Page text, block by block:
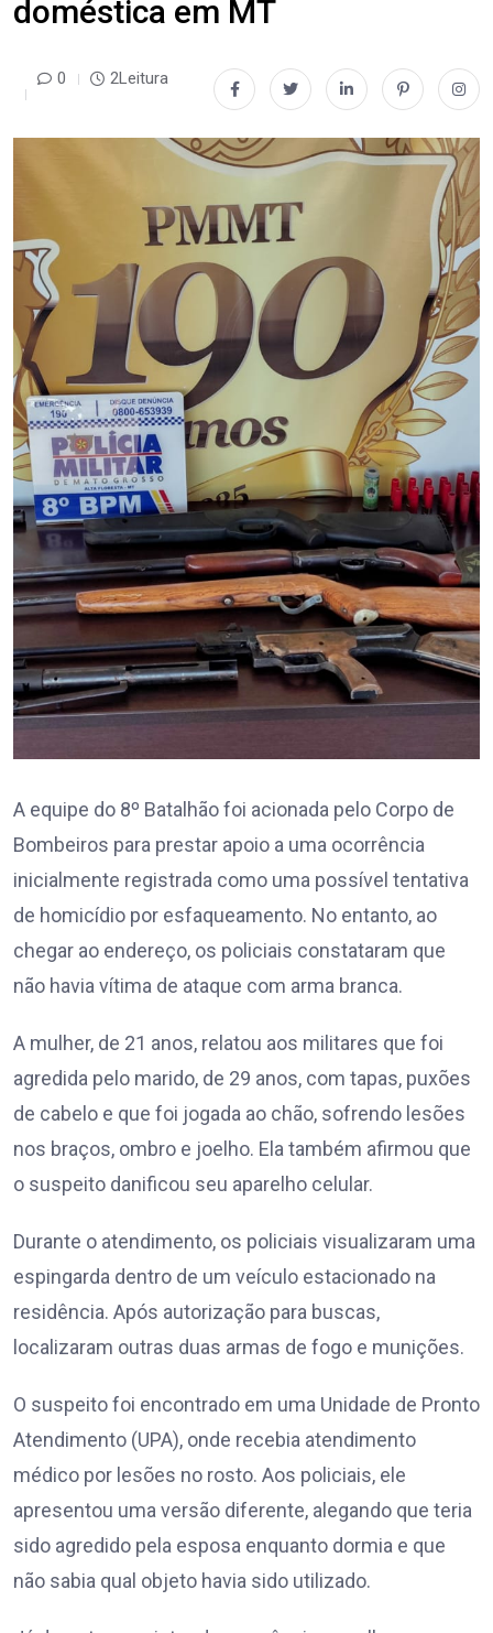
doméstica em MT
0 2Leitura
A equipe do 8º Batalhão foi acionada pelo Corpo de
Bombeiros para prestar apoio a uma ocorrência
inicialmente registrada como uma possível tentativa
de homicídio por esfaqueamento. No entanto, ao
chegar ao endereço, os policiais constataram que
não havia vítima de ataque com arma branca.
A mulher, de 21 anos, relatou aos militares que foi
agredida pelo marido, de 29 anos, com tapas, puxões
de cabelo e que foi jogada ao chão, sofrendo lesões
nos braços, ombro e joelho. Ela também afirmou que
o suspeito danificou seu aparelho celular.
Durante o atendimento, os policiais visualizaram uma
espingarda dentro de um veículo estacionado na
residência. Após autorização para buscas,
localizaram outras duas armas de fogo e munições.
O suspeito foi encontrado em uma Unidade de Pronto
Atendimento (UPA), onde recebia atendimento
médico por lesões no rosto. Aos policiais, ele
apresentou uma versão diferente, alegando que teria
sido agredido pela esposa enquanto dormia e que
não sabia qual objeto havia sido utilizado.